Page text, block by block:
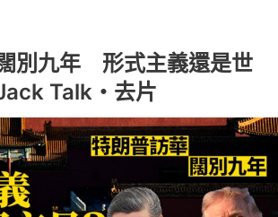
別九年 形式主義還是世
Talk・去片